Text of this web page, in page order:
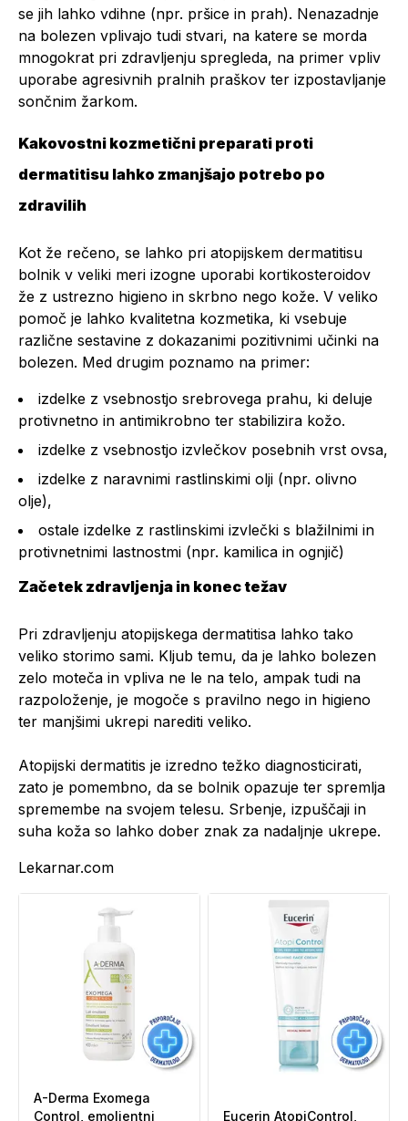
se jih lahko vdihne (npr. pršice in prah). Nenazadnje
na bolezen vplivajo tudi stvari, na katere se morda
mnogokrat pri zdravljenju spregleda, na primer vpliv
uporabe agresivnih pralnih praškov ter izpostavljanje
sončnim žarkom.
Kakovostni kozmetični preparati proti
dermatitisu lahko zmanjšajo potrebo po
zdravilih
Kot že rečeno, se lahko pri atopijskem dermatitisu
bolnik v veliki meri izogne uporabi kortikosteroidov
že z ustrezno higieno in skrbno nego kože. V veliko
pomoč je lahko kvalitetna kozmetika, ki vsebuje
različne sestavine z dokazanimi pozitivnimi učinki na
bolezen. Med drugim poznamo na primer:
izdelke z vsebnostjo srebrovega prahu, ki deluje
protivnetno in antimikrobno ter stabilizira kožo.
izdelke z vsebnostjo izvlečkov posebnih vrst ovsa,
izdelke z naravnimi rastlinskimi olji (npr. olivno
olje),
ostale izdelke z rastlinskimi izvlečki s blažilnimi in
protivnetnimi lastnostmi (npr. kamilica in ognjič)
Začetek zdravljenja in konec težav
Pri zdravljenju atopijskega dermatitisa lahko tako
veliko storimo sami. Kljub temu, da je lahko bolezen
zelo moteča in vpliva ne le na telo, ampak tudi na
razpoloženje, je mogoče s pravilno nego in higieno
ter manjšimi ukrepi narediti veliko.
Atopijski dermatitis je izredno težko diagnosticirati,
zato je pomembno, da se bolnik opazuje ter spremlja
spremembe na svojem telesu. Srbenje, izpuščaji in
suha koža so lahko dober znak za nadaljnje ukrepe.
Lekarnar.com
A-Derma Exomega
Control, emolientni
Eucerin AtopiControl,